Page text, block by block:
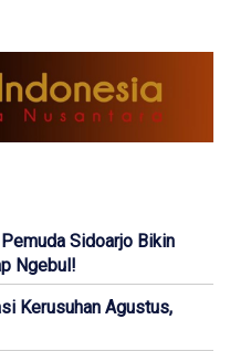
Sidoarjo Bikin
Ngebul!
Kerusuhan Agustus,